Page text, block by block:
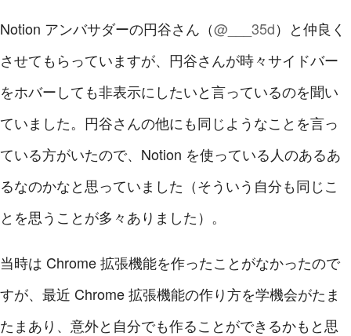
Notion アンバサダーの円谷さん（@___35d）と仲良く
させてもらっていますが、円谷さんが時々サイドバー
をホバーしても非表示にしたいと言っているのを聞い
ていました。円谷さんの他にも同じようなことを言っ
ている方がいたので、Notion を使っている人のあるあ
るなのかなと思っていました（そういう自分も同じこ
とを思うことが多々ありました）。
当時は Chrome 拡張機能を作ったことがなかったので
すが、最近 Chrome 拡張機能の作り方を学機会がたま
たまあり、意外と自分でも作ることができるかもと思